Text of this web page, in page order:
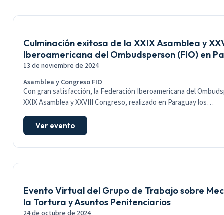
Culminación exitosa de la XXIX Asamblea y
Iberoamericana del Ombudsperson (FIO) en
13 de noviembre de 2024
Asamblea y Congreso FIO
Con gran satisfacción, la Federación Iberoamericana del
XXIX Asamblea y XXVIII Congreso, realizado en Paraguay los…
Ver evento
Evento Virtual del Grupo de Trabajo sobre
la Tortura y Asuntos Penitenciarios